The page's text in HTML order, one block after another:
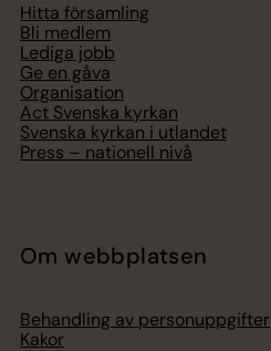
Hitta församling
Bli medlem
Lediga jobb
Ge en gåva
Organisation
Act Svenska kyrkan
Svenska kyrkan i utlandet
Press – nationell nivå
Om webbplatsen
Behandling av personuppgifter
Kakor